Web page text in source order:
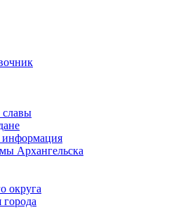
славы
информация
Архангельска
округа